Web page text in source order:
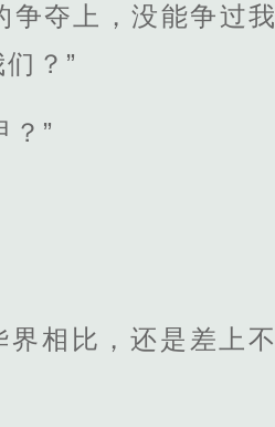
争夺上，没能争过我
？”
？”
相比，还是差上不